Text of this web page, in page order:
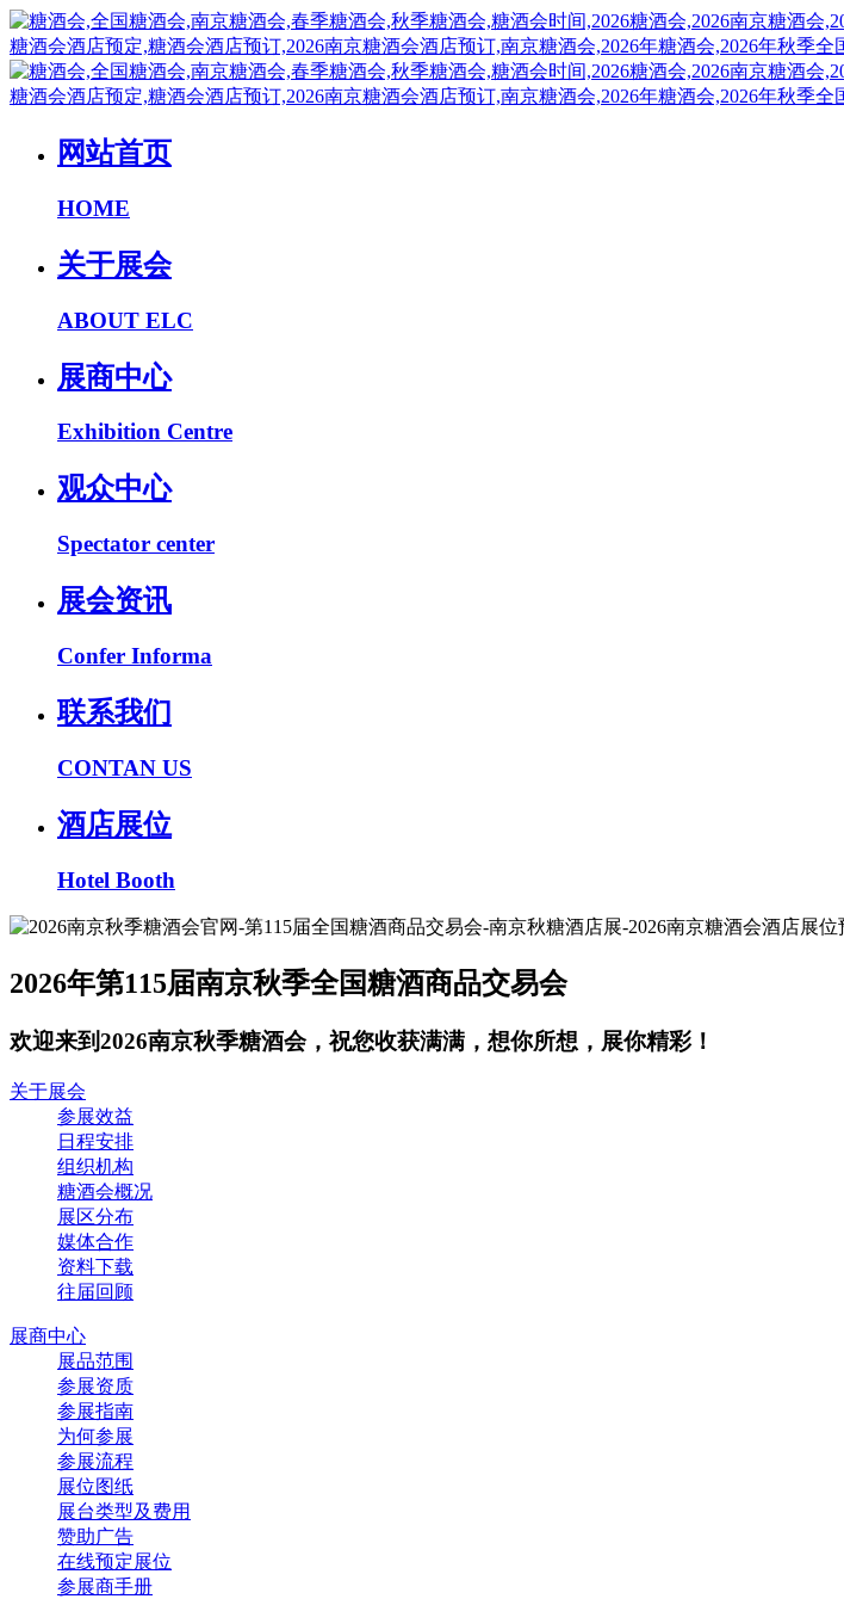
网站首页
HOME
关于展会
ABOUT ELC
展商中心
Exhibition Centre
观众中心
Spectator center
展会资讯
Confer Informa
联系我们
CONTAN US
酒店展位
Hotel Booth
2026年第115届南京秋季全国糖酒商品交易会
欢迎来到2026南京秋季糖酒会，祝您收获满满，想你所想，展你精彩！
关于展会
参展效益
日程安排
组织机构
糖酒会概况
展区分布
媒体合作
资料下载
往届回顾
展商中心
展品范围
参展资质
参展指南
为何参展
参展流程
展位图纸
展台类型及费用
赞助广告
在线预定展位
参展商手册